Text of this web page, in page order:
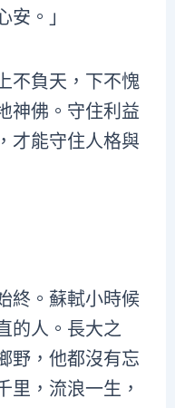
。」
不負天，下不愧
神佛。守住利益
才能守住人格與
終。蘇軾小時候
的人。長大之
野，他都沒有忘
里，流浪一生，